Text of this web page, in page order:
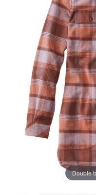
の
リ
ン
Double